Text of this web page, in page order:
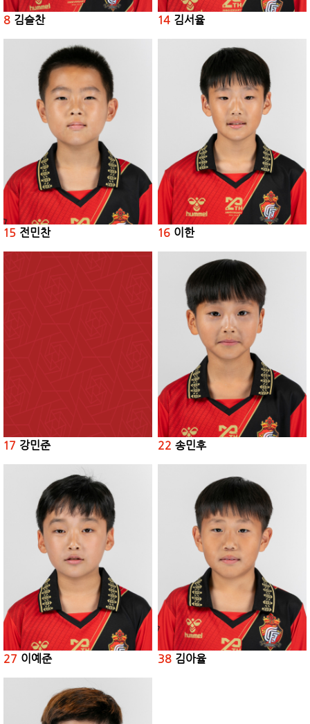
8 김슬찬 14 김서율
15 전민찬 16 이한
17 강민준 22 송민후
27 이예준 38 김아율